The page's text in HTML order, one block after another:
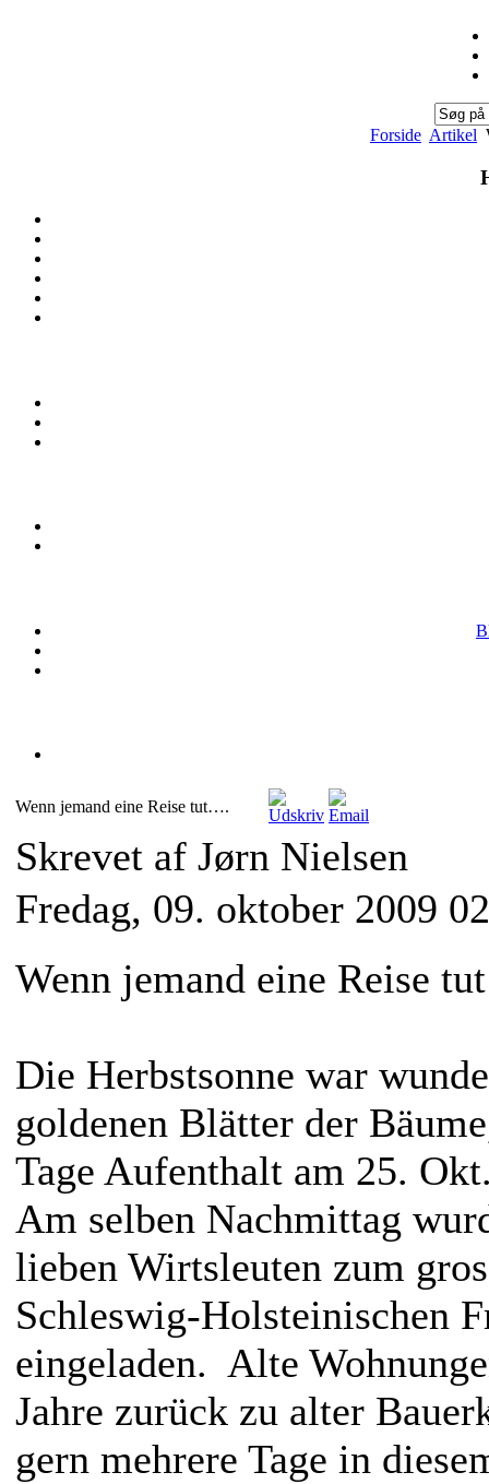
Forside Artikel
Wenn jemand eine Reise tut….
Skrevet af Jørn Nielsen
Fredag, 09. oktober 2009
Wenn jemand eine Reise
Die Herbstsonne war
goldenen Blätter der
Tage Aufenthalt am 25.
Am selben Nachmittag
lieben Wirtsleuten zum
Schleswig-Holsteinischen
eingeladen. Alte
Jahre zurück zu alter
gern mehrere Tage in